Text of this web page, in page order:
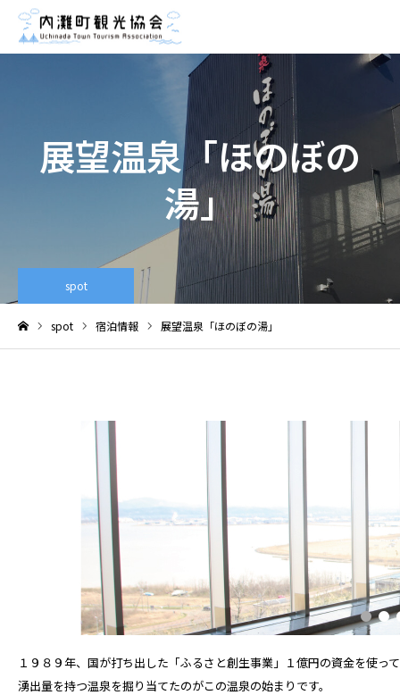
展望温泉「ほのぼの
湯」
spot
spot 宿泊情報 展望温泉「ほのぼの湯」
１９８９年、国が打ち出した「ふるさと創生事業」１億円の資金を使
湧出量を持つ温泉を掘り当てたのがこの温泉の始まりです。